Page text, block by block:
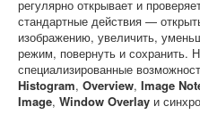
регулярно открывает и
стандартные действия —
изображению, увеличить,
режим, повернуть и сохранить.
специализированные
Histogram, Overview, Image
Image, Window Overlay и